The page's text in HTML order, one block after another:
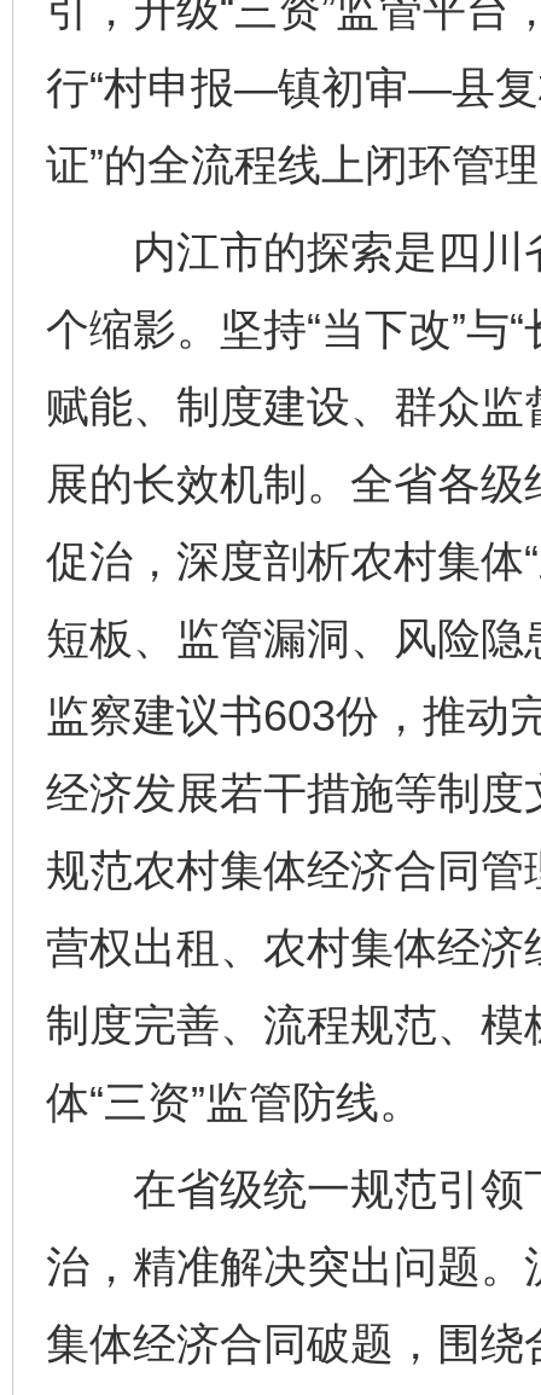
引，升级“三资”监管平
行“村申报—镇初审—县
证”的全流程线上闭环管
内江市的探索是四川
个缩影。坚持“当下改”与
赋能、制度建设、群众
展的长效机制。全省各
促治，深度剖析农村集体
短板、监管漏洞、风险
监察建议书603份，推动
经济发展若干措施等制
规范农村集体经济合同
营权出租、农村集体经
制度完善、流程规范、
体“三资”监管防线。
在省级统一规范引领
治，精准解决突出问题
集体经济合同破题，围